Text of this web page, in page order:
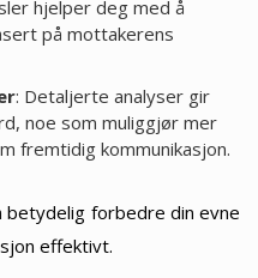
hjelper deg med å
på mottakerens
: Detaljerte analyser gir
noe som muliggjør mer
fremtidig kommunikasjon.
betydelig forbedre din evne
effektivt.